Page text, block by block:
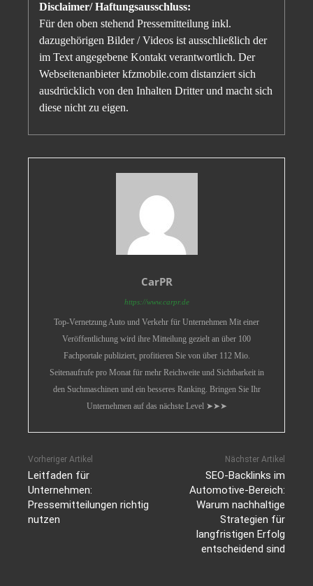
Disclaimer/ Haftungsausschluss:
Für den oben stehend Pressemitteilung inkl.
dazugehörigen Bilder / Videos ist ausschließlich der
im Text angegebene Kontakt verantwortlich. Der
Webseitenanbieter kfzmobile.com distanziert sich
ausdrücklich von den Inhalten Dritter und macht sich
diese nicht zu eigen.
CarPR
https://www.carpr.de
Top-Vernetzung Auto und Verkehr für Unternehmen Mit einer
Veröffentlichung wird ihre Mitteilung gezielt an über 100
Fachportale publiziert, profitieren Sie von über 112 Mio.
Seitenaufrufe pro Monat für mehr Reichweite und Sichtbarkeit in
den Suchmaschinen und ein besseres Ranking. Bringen Sie Ihr
Unternehmen auf das nächste Level ➤➤➤
Vorheriger Artikel
Leitfaden für
Unternehmen:
Pressemitteilungen richtig
nutzen
Nächster Artikel
SEO-Backlinks im
Automotive-Bereich:
Warum nachhaltige
Strategien für
langfristigen Erfolg
entscheidend sind